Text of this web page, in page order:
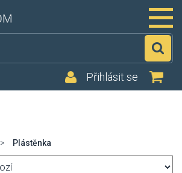
Přihlásit se
> Plástěnka